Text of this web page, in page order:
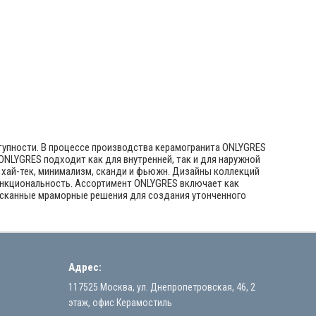
В процессе производства керамогранита ONLYGRES
подходит как для внутренней, так и для наружной
тек, минимализм, сканди и фьюжн. Дизайны коллекций
Ассортимент ONLYGRES включает как
мраморные решения для создания утонченного
Адрес:
117525 Москва, ул. Днепропетровская, 46, 2
этаж, офис Керамостиль